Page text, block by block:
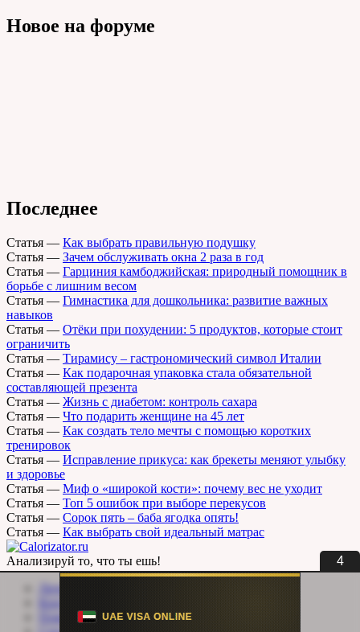
4
Новое на форуме
Последнее
Статья — Как выбрать правильную подушку
Статья — Зачем обслуживать окна 2 раза в год
Статья — Гарциния камбоджийская: природный помощник в
борьбе с лишним весом
Статья — Гимнастика для дошкольника: развитие важных
навыков
Статья — Отёки при похудении: 5 продуктов, которые стоит
ограничить
Статья — Тирамису – гастрономический символ Италии
Статья — Как подарочная упаковка стала обязательной
составляющей презента
Статья — Жизнь с диабетом: контроль сахара
Статья — Что подарить женщине на 45 лет
Статья — Как создать тело мечты с помощью коротких
тренировок
Статья — Исправление прикуса: как брекеты меняют улыбку
и здоровье
Статья — Миф о «широкой кости»: почему вес не уходит
Статья — Топ 5 ошибок при выборе перекусов
Статья — Сорок пять – баба ягодка опять!
Статья — Как выбрать свой идеальный матрас
Анализируй то, что ты ешь!
Личный кабинет
Помощь сайту